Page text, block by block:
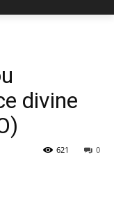
divine
0
621